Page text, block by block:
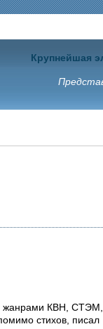
Крупнейшая
жанрами КВН, СТЭМ,
стихов, писал